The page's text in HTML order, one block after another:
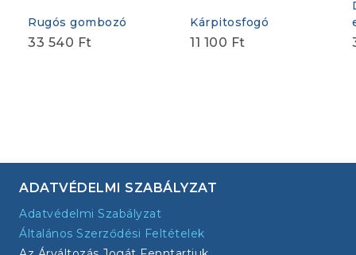
Rugós gombozó
33 540 Ft
Kárpitosfogó
11 100 Ft
ADATVÉDELMI SZABÁLYZAT
Adatvédelmi Szabályzat
Általános Szerződési Feltételek